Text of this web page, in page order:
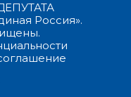
Россия».